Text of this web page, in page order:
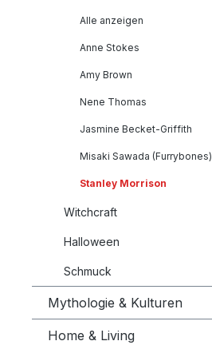
Alle anzeigen
Anne Stokes
Amy Brown
Nene Thomas
Jasmine Becket-Griffith
Misaki Sawada (Furrybones)
Stanley Morrison
Witchcraft
Halloween
Schmuck
Mythologie & Kulturen
Home & Living